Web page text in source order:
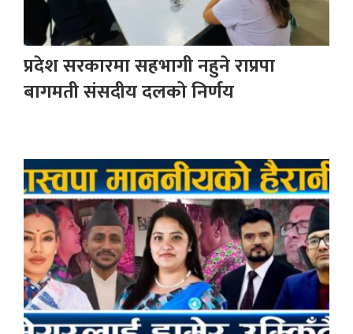
प्रदेश सरकारमा सहभागी नहुने राप्रपा
बागमती संसदीय दलको निर्णय